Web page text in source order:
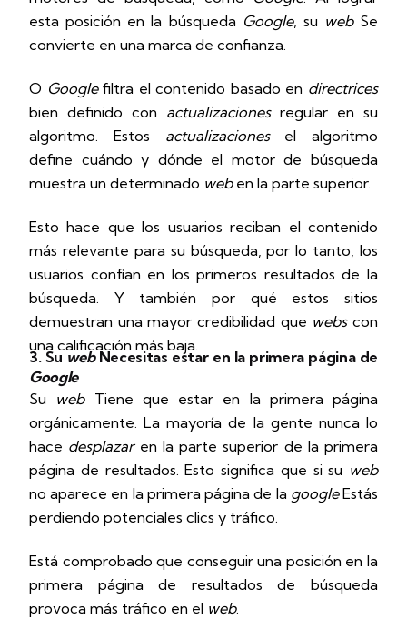
esta posición en la búsqueda Google, su webSe
convierte en una marca de confianza.
O Googlefiltra el contenido basado en directrices
bien definido con actualizacionesregular en su
algoritmo. Estos actualizacionesel algoritmo
define cuándo y dónde el motor de búsqueda
muestra un determinado weben la parte superior.
Esto hace que los usuarios reciban el contenido
más relevante para su búsqueda, por lo tanto, los
usuarios confían en los primeros resultados de la
búsqueda. Y también por qué estos sitios
demuestran una mayor credibilidad que webscon
una calificación más baja.
3. Su webNecesitas estar en la primera página de
Google
Su webTiene que estar en la primera página
orgánicamente. La mayoría de la gente nunca lo
hace desplazaren la parte superior de la primera
página de resultados. Esto significa que si su web
no aparece en la primera página de la googleEstás
perdiendo potenciales clics y tráfico.
Está comprobado que conseguir una posición en la
primera página de resultados de búsqueda
provoca más tráfico en el web.